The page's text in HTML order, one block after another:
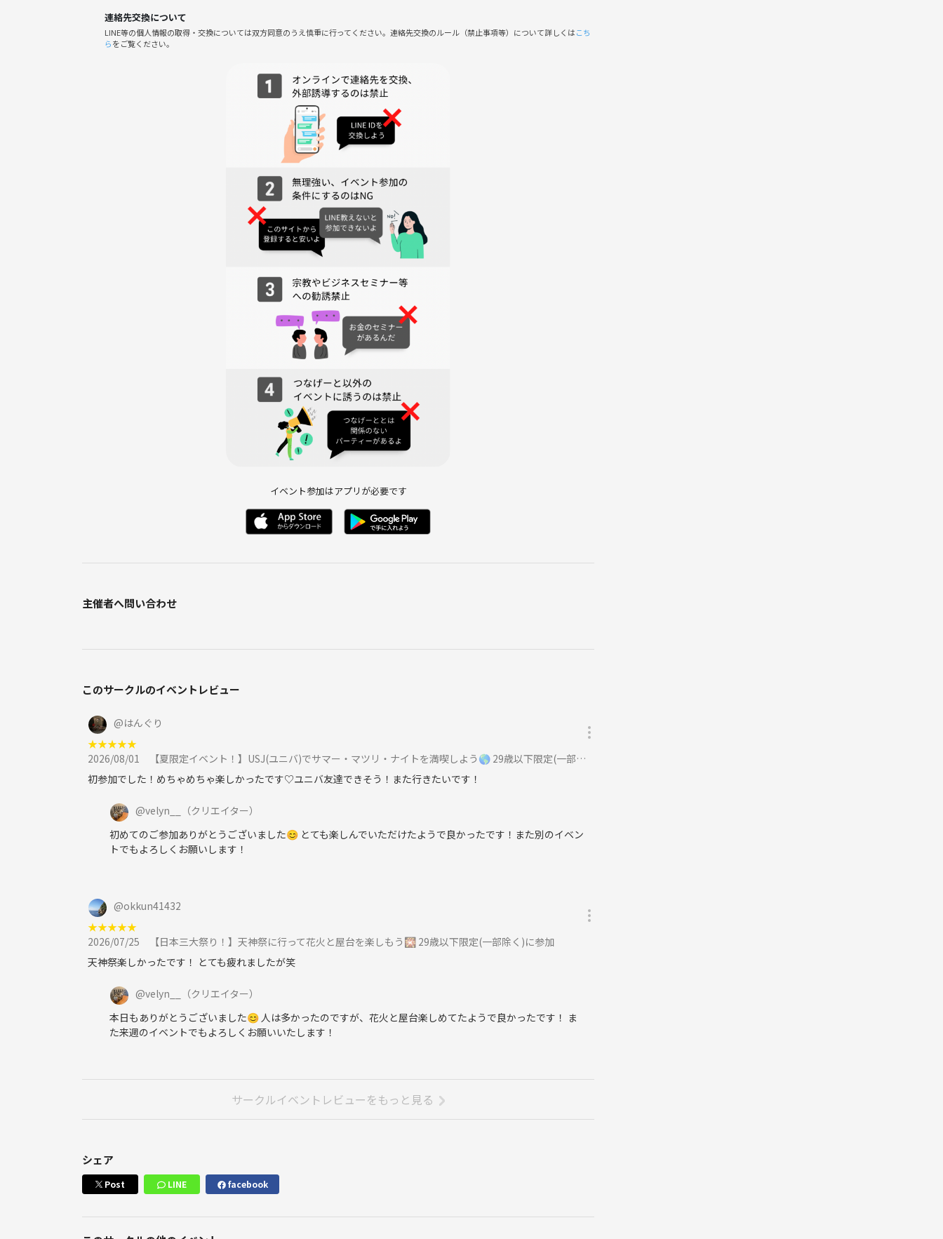
また、途中参加・退出された場合もレンタルルーム代は同じとさせていただきます。
途中参加・退出される場合は、事前に連絡お願いいたします！
ーーーーーーーーーーーーーーーーーーーーーーーーーー
●無連絡キャンセル・無連絡遅刻(これらの行為が確認された場合、今後のイベントへのご参加をお断りさせていた
●勧誘・営業・告知・引き抜き・しつこいナンパ・暴言など
※相手の意思を無視した他サークルやコミュニティの紹介、またはしつこい勧誘行為は禁止とさせていただきます。
●開催内容や風景写真、動画のSNS等への無許可投稿
サークルやイベントの輪を乱す行動をする方、主催者側の指示に従っていただけない方や主催者側が参加者様として
ふさわしくないと判断した方は、参加をお断りする場合がございます。
ーーーーーーーーーーーーーーーーーーーーーーーーーー
連絡先交換について
LINE等の個人情報の取得・交換については双方同意のうえ慎重に行ってください。連絡先交換のルール（禁止事項等）について詳しくはこち
らをご覧ください。
イベント参加はアプリが必要です
主催者へ問い合わせ
このサークルのイベントレビュー
@はんぐり
★★★★★
2026/08/01
【夏限定イベント！】USJ(ユニバ)でサマー・マツリ・ナイトを満喫しよう🌎 29歳以下限定(一部除く)に参加
初参加でした！めちゃめちゃ楽しかったです♡ユニバ友達できそう！また行きたいです！
@velyn__
（クリエイター）
初めてのご参加ありがとうございました😊 とても楽しんでいただけたようで良かったです！また別のイベン
トでもよろしくお願いします！
@okkun41432
★★★★★
2026/07/25
【日本三大祭り！】天神祭に行って花火と屋台を楽しもう🎇 29歳以下限定(一部除く)に参加
天神祭楽しかったです！ とても疲れましたが笑
@velyn__
（クリエイター）
本日もありがとうございました😊 人は多かったのですが、花火と屋台楽しめてたようで良かったです！ ま
た来週のイベントでもよろしくお願いいたします！
サークルイベントレビューをもっと見る
シェア
Post LINE facebook